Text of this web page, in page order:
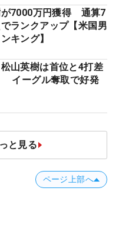
が7000万円獲得 通算7
ランクアップ【米国男
キング】
松山英樹は首位と4打差
イーグル奪取で好発
と見る
ページ上部へ